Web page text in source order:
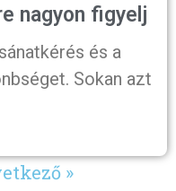
nagyon figyelj
és a
Sokan azt
»